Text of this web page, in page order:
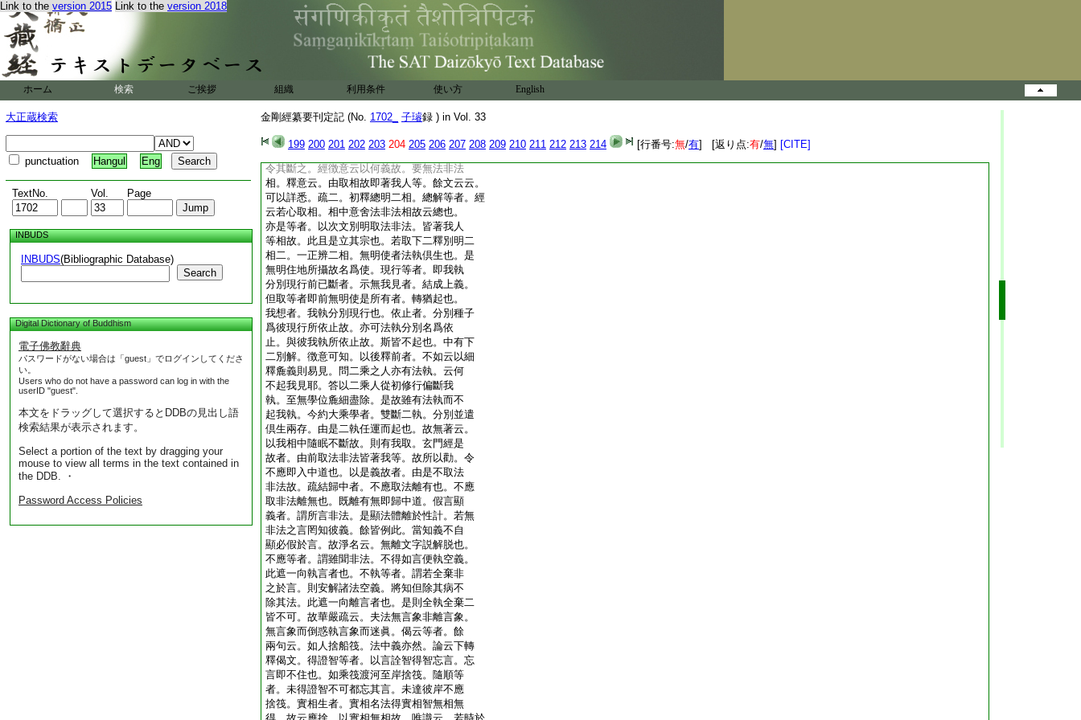
Link to the version 2015 Link to the version 2018
ホーム 検索 ご挨拶 組織 利用条件 使い方 English
大正蔵検索
punctuation Hangul Eng
TextNo. Vol. Page
INBUDS
INBUDS(Bibliographic Database)
Search
Digital Dictionary of Buddhism
電子佛教辭典
パスワードがない場合は「guest」でログインしてくださ
い。
Users who do not have a password can log in with the
userID "guest".
本文をドラッグして選択するとDDBの見出し語
検索結果が表示されます。
Select a portion of the text by dragging your
mouse to view all terms in the text contained in
the DDB. ・
Password Access Policies
金剛經纂要刊定記 (No. 1702_ 子璿録 ) in Vol. 33
199 200 201 202 203 204 205 206 207 208 209 210 211 212 213 214 [行番号:無/有] [返り点:有/無] [CITE]
下二商較經旨。此明得佛知見之兼正也。故
論下引證中有徴釋詳而示之。實相差別者。
實相即無差別。但是能生實相方便有差別
耳。持戒功徳即指前段。信心等者。下云信心
清淨則生實相。彌勒頌云。彼人依信心恭敬
生實相。不但等者。意謂能生實相有多方便。
不必獨説智慧。前云離執此言般若者。由是
般若能除執故。前約所斷此約能斷。能所雖
異而意不異。未除細執者。謂二執倶生任運
起者。前離分別麁執。已能成就淨信得佛知
令其斷之。經徴意云以何義故。要無法非法
相。釋意云。由取相故即著我人等。餘文云云。
可以詳悉。疏二。初釋總明二相。總解等者。經
云若心取相。相中意舍法非法相故云總也。
亦是等者。以次文別明取法非法。皆著我人
等相故。此且是立其宗也。若取下二釋別明二
相二。一正辨二相。無明使者法執倶生也。是
無明住地所攝故名爲使。現行等者。即我執
分別現行前已斷者。示無我見者。結成上義。
但取等者即前無明使是所有者。轉猶起也。
我想者。我執分別現行也。依止者。分別種子
爲彼現行所依止故。亦可法執分別名爲依
止。與彼我執所依止故。斯皆不起也。中有下
二別解。徴意可知。以後釋前者。不如云以細
釋麁義則易見。問二乘之人亦有法執。云何
不起我見耶。答以二乘人從初修行偏斷我
執。至無學位麁細盡除。是故雖有法執而不
起我執。今約大乘學者。雙斷二執。分別並遣
倶生兩存。由是二執任運而起也。故無著云。
以我相中隨眠不斷故。則有我取。玄門經是
故者。由前取法非法皆著我等。故所以勸。令
不應即入中道也。以是義故者。由是不取法
非法故。疏結歸中者。不應取法離有也。不應
取非法離無也。既離有無即歸中道。假言顯
義者。謂所言非法。是顯法體離於性計。若無
非法之言罔知彼義。餘皆例此。當知義不自
顯必假於言。故淨名云。無離文字説解脱也。
不應等者。謂雖聞非法。不得如言便執空義。
此遮一向執言者也。不執等者。謂若全棄非
之於言。則安解諸法空義。將知但除其病不
除其法。此遮一向離言者也。是則全執全棄二
皆不可。故華嚴疏云。夫法無言象非離言象。
無言象而倒惑執言象而迷眞。偈云等者。餘
兩句云。如人捨船筏。法中義亦然。論云下轉
釋偈文。得證智等者。以言詮智得智忘言。忘
言即不住也。如乘筏渡河至岸捨筏。隨順等
者。未得證智不可都忘其言。未達彼岸不應
捨筏。實相生者。實相名法得實相智無相無